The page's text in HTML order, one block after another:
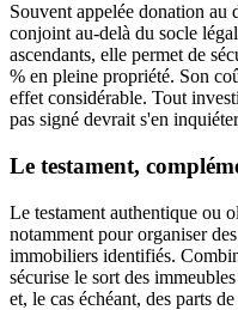
Souvent appelée donation
conjoint au-delà du socle
ascendants, elle permet de
% en pleine propriété. Son
effet considérable. Tout
pas signé devrait s'en
Le testament,
Le testament authentique ou
notamment pour organiser
immobiliers identifiés.
sécurise le sort des
et, le cas échéant, des parts